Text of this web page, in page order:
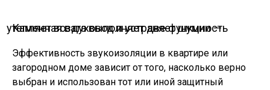
Каменная вата выполняет две функции — утепляет воздуховод и устраняет шумность
Эффективность звукоизоляции в квартире или
загородном доме зависит от того, насколько верно
выбран и использован тот или иной защитный